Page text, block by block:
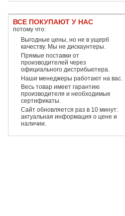
ВСЕ ПОКУПАЮТ У НАС
потому что:
Выгодные цены, но не в ущерб
качеству. Мы не дискаунтеры.
Прямые поставки от
производителей через
официального дистрибьютера.
Наши менеджеры работают на вас.
Весь товар имеет гарантию
производителя и необходимые
сертификаты.
Сайт обновляется раз в 10 минут:
актуальная информация о цене и
наличии.